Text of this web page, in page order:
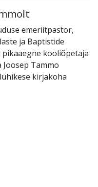
emeriitpastor,
ja Baptistide
kooliõpetaja
Tammo
kirjakoha